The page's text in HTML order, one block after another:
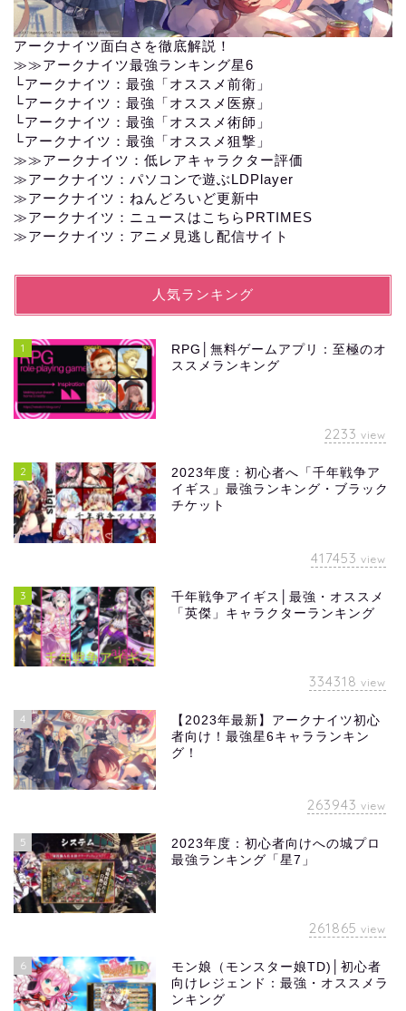
アークナイツ面白さを徹底解説！
≫≫アークナイツ最強ランキング星6
└アークナイツ：最強「オススメ前衛」
└アークナイツ：最強「オススメ医療」
└アークナイツ：最強「オススメ術師」
└アークナイツ：最強「オススメ狙撃」
≫≫アークナイツ：低レアキャラクター評価
≫アークナイツ：パソコンで遊ぶLDPlayer
≫アークナイツ：ねんどろいど更新中
≫アークナイツ：ニュースはこちらPRTIMES
≫アークナイツ：アニメ見逃し配信サイト
人気ランキング
1
RPG│無料ゲームアプリ：至極のオ
ススメランキング
2233 view
2
2023年度：初心者へ「千年戦争ア
イギス」最強ランキング・ブラック
チケット
417453 view
3
千年戦争アイギス│最強・オススメ
「英傑」キャラクターランキング
334318 view
4
【2023年最新】アークナイツ初心
者向け！最強星6キャラランキン
グ！
263943 view
5
2023年度：初心者向けへの城プロ
最強ランキング「星7」
261865 view
6
モン娘（モンスター娘TD)│初心者
向けレジェンド：最強・オススメラ
ンキング